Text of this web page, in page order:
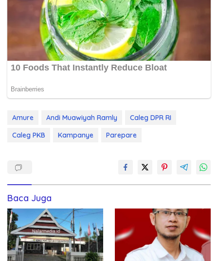
Amure Andi Muawiyah Ramly
Caleg DPR RI
Caleg PKB
Kampanye Parepare
Baca Juga